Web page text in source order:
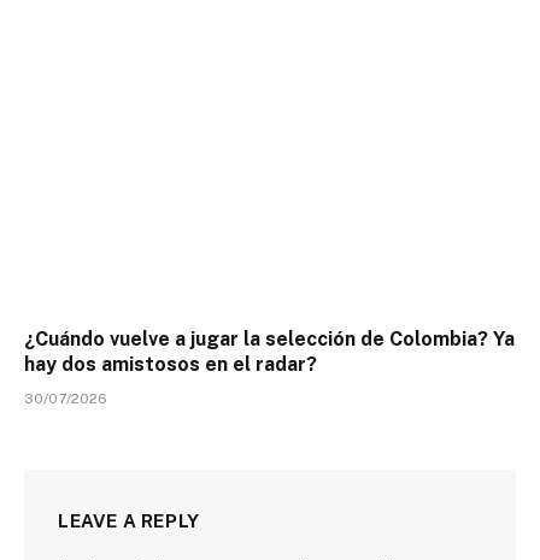
¿Cuándo vuelve a jugar la selección de Colombia? Ya
hay dos amistosos en el radar?
30/07/2026
LEAVE A REPLY